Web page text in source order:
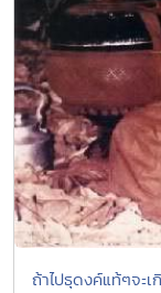
ถ้าไปธุดงค์แท้ๆจะ